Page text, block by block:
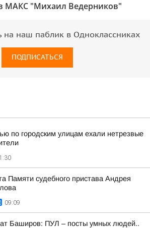
МАКС "Михаил Ведерников"
на наш паблик в Одноклассниках
ПОДПИСАТЬСЯ
по городским улицам ехали нетрезвые
Памяти судебного пристава Андрея
09:09
Баширов: ПУЛ – посты умных людей..